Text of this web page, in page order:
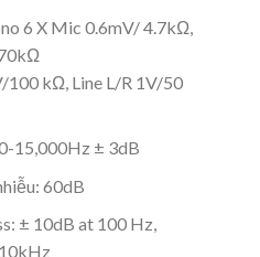
6 X Mic 0.6mV/ 4.7kΩ,
100 kΩ, Line L/R 1V/50
15,000Hz ± 3dB
60dB
± 10dB at 100 Hz,